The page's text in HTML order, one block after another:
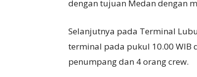
dengan tujuan Medan dengan
Selanjutnya pada Terminal
terminal pada pukul 10.00 WIB
penumpang dan 4 orang crew.